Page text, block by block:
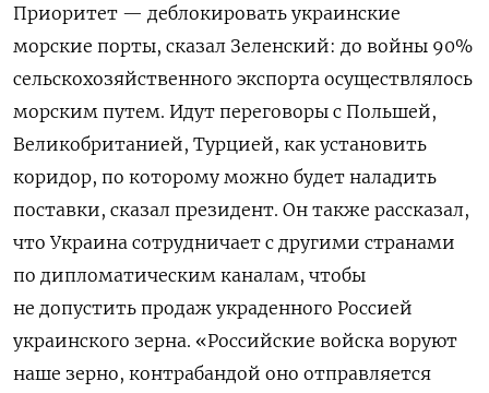
Приоритет — деблокировать украинские
морские порты, сказал Зеленский: до войны 90%
сельскохозяйственного экспорта осуществлялось
морским путем. Идут переговоры с Польшей,
Великобританией, Турцией, как установить
коридор, по которому можно будет наладить
поставки, сказал президент. Он также рассказал,
что Украина сотрудничает с другими странами
по дипломатическим каналам, чтобы
не допустить продаж украденного Россией
украинского зерна. «Российские войска воруют
наше зерно, контрабандой оно отправляется